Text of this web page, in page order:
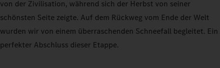
von der Zivilisation, während sich der Herbst von seiner
schönsten Seite zeigte. Auf dem Rückweg vom Ende der Welt
wurden wir von einem überraschenden Schneefall begleitet. Ein
perfekter Abschluss dieser Etappe.